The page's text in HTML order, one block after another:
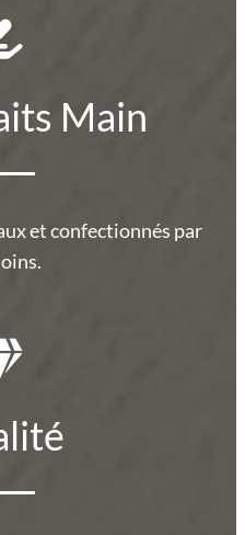
Main
et confectionnés par